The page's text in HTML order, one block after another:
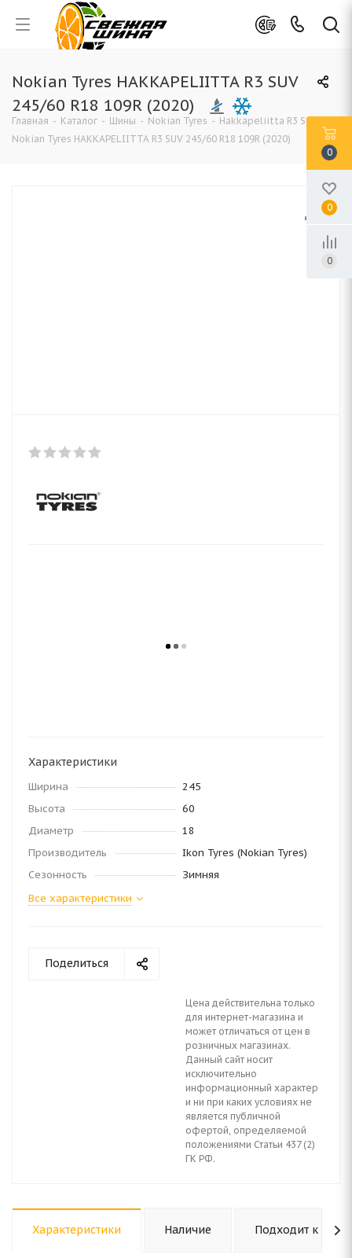
Nokian Tyres HAKKAPELIITTA R3 SUV
245/60 R18 109R (2020)
Главная - Каталог - Шины - Nokian Tyres - Hakkapeliitta R3 SUV
Nokian Tyres HAKKAPELIITTA R3 SUV 245/60 R18 109R (2020)
Характеристики
Ширина
245
Высота
60
Диаметр
18
Производитель
Ikon Tyres (Nokian Tyres)
Сезонность
Зимняя
Все характеристики
Поделиться
Цена действительна только
для интернет-магазина и
может отличаться от цен в
розничных магазинах.
Данный сайт носит
исключительно
информационный характер
и ни при каких условиях не
является публичной
офертой, определяемой
положениями Статьи 437 (2)
ГК РФ.
Характеристики Наличие Подходит к авто
0
0
0